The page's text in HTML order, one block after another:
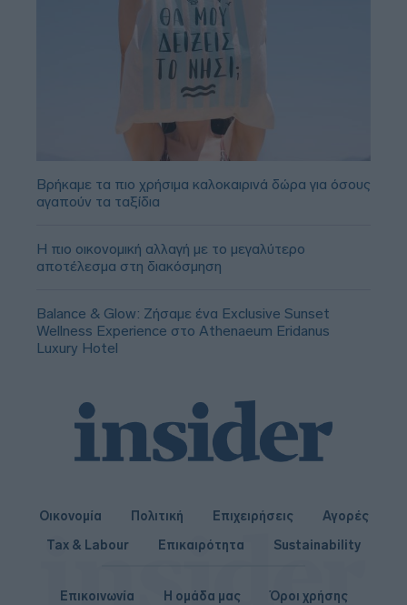
Βρήκαμε τα πιο χρήσιμα καλοκαιρινά δώρα για όσους
αγαπούν τα ταξίδια
Η πιο οικονομική αλλαγή με το μεγαλύτερο
αποτέλεσμα στη διακόσμηση
Balance & Glow: Ζήσαμε ένα Exclusive Sunset
Wellness Experience στο Athenaeum Eridanus
Luxury Hotel
Οικονομία Πολιτική Επιχειρήσεις
Αγορές
Tax & Labour
Επικαιρότητα Sustainability
Επικοινωνία Η ομάδα μας Όροι χρήσης